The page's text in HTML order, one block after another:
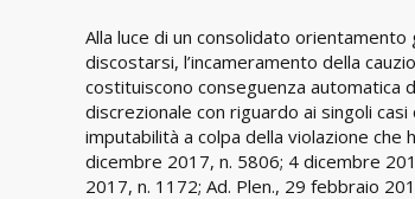
Alla luce di un consolidato
discostarsi, l’incameramento della
costituiscono conseguenza automatica
discrezionale con riguardo ai singoli
imputabilità a colpa della violazione che
dicembre 2017, n. 5806; 4 dicembre
2017, n. 1172; Ad. Plen., 29 febbraio